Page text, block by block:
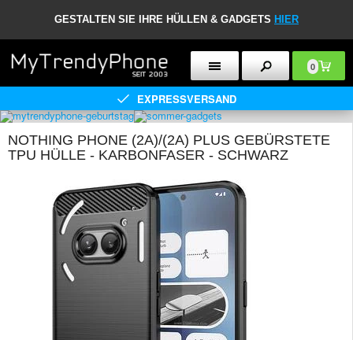
GESTALTEN SIE IHRE HÜLLEN & GADGETS HIER
0
EXPRESSVERSAND
NOTHING PHONE (2A)/(2A) PLUS GEBÜRSTETE
TPU HÜLLE - KARBONFASER - SCHWARZ